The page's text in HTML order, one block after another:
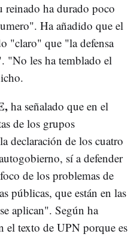
reinado ha durado poco
Ha añadido que el
"claro" que "la defensa
"No les ha temblado el
ha señalado que en el
de los grupos
declaración de los cuatro
sí a defender
de los problemas de
públicas, que están en las
aplican". Según ha
el texto de UPN porque es